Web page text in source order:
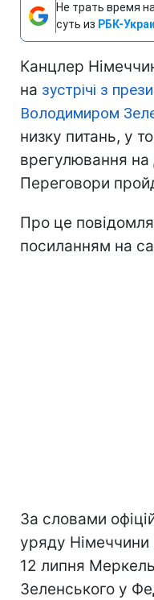
Не трать время
суть из РБК-
Канцлер
на зустрічі з
Володимиром
низку питань, у
врегулювання
Переговори
Про це
посиланням на
За словами
уряду
12 липня
Зеленського у